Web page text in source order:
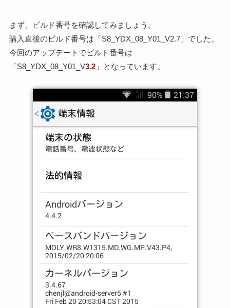
まず、ビルド番号を確認してみましょう。
購入直後のビルド番号は「S8_YDX_08_Y01_V2.7」でした。
今回のアップデートでビルド番号は
「S8_YDX_08_Y01_V3.2」となっています。